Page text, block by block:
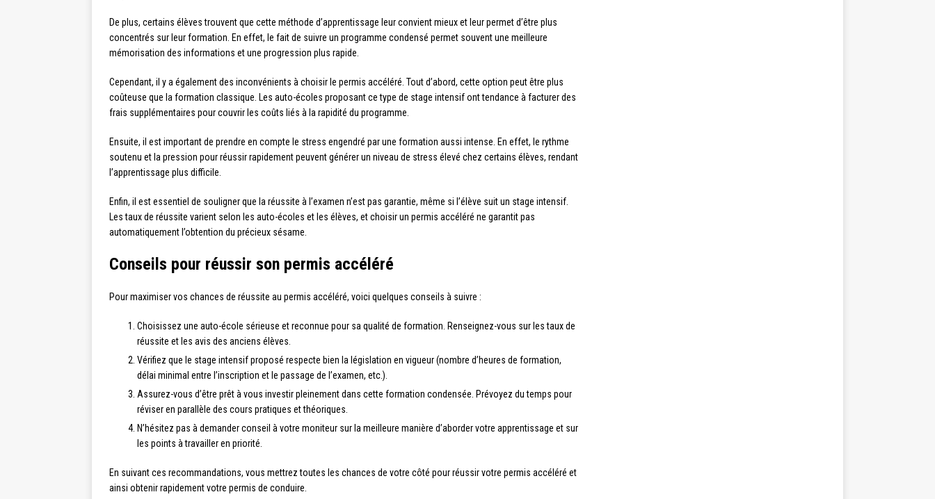
De plus, certains élèves trouvent que cette méthode d’apprentissage leur convient mieux et leur permet d’être plus
concentrés sur leur formation. En effet, le fait de suivre un programme condensé permet souvent une meilleure
mémorisation des informations et une progression plus rapide.
Cependant, il y a également des inconvénients à choisir le permis accéléré. Tout d’abord, cette option peut être plus
coûteuse que la formation classique. Les auto-écoles proposant ce type de stage intensif ont tendance à facturer des
frais supplémentaires pour couvrir les coûts liés à la rapidité du programme.
Ensuite, il est important de prendre en compte le stress engendré par une formation aussi intense. En effet, le rythme
soutenu et la pression pour réussir rapidement peuvent générer un niveau de stress élevé chez certains élèves, rendant
l’apprentissage plus difficile.
Enfin, il est essentiel de souligner que la réussite à l’examen n’est pas garantie, même si l’élève suit un stage intensif.
Les taux de réussite varient selon les auto-écoles et les élèves, et choisir un permis accéléré ne garantit pas
automatiquement l’obtention du précieux sésame.
Conseils pour réussir son permis accéléré
Pour maximiser vos chances de réussite au permis accéléré, voici quelques conseils à suivre :
Choisissez une auto-école sérieuse et reconnue pour sa qualité de formation. Renseignez-vous sur les taux de
réussite et les avis des anciens élèves.
Vérifiez que le stage intensif proposé respecte bien la législation en vigueur (nombre d’heures de formation,
délai minimal entre l’inscription et le passage de l’examen, etc.).
Assurez-vous d’être prêt à vous investir pleinement dans cette formation condensée. Prévoyez du temps pour
réviser en parallèle des cours pratiques et théoriques.
N’hésitez pas à demander conseil à votre moniteur sur la meilleure manière d’aborder votre apprentissage et sur
les points à travailler en priorité.
En suivant ces recommandations, vous mettrez toutes les chances de votre côté pour réussir votre permis accéléré et
ainsi obtenir rapidement votre permis de conduire.